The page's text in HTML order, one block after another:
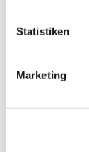
Statistiken
Marketing